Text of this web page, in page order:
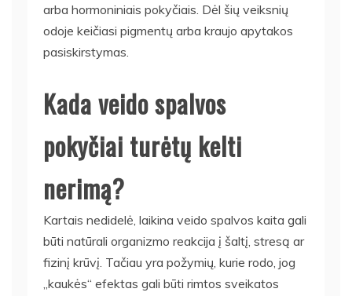
arba hormoniniais pokyčiais. Dėl šių veiksnių
odoje keičiasi pigmentų arba kraujo apytakos
pasiskirstymas.
Kada veido spalvos
pokyčiai turėtų kelti
nerimą?
Kartais nedidelė, laikina veido spalvos kaita gali
būti natūrali organizmo reakcija į šaltį, stresą ar
fizinį krūvį. Tačiau yra požymių, kurie rodo, jog
„kaukės“ efektas gali būti rimtos sveikatos